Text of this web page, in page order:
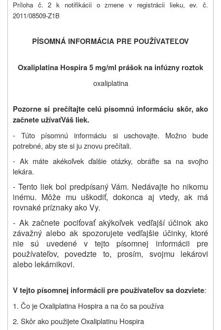
Príloha č. 2 k notifikácii o zmene v registrácii lieku, ev. č.
2011/08509-Z1B
PÍSOMNÁ INFORMÁCIA PRE POUŽÍVATEĽOV
Oxaliplatina Hospira 5 mg/ml prášok na infúzny roztok
oxaliplatina
Pozorne si prečítajte celú písomnú informáciu skôr, ako
začnete užívaťVáš liek.
- Túto písomnú informáciu si uschovajte. Možno bude
potrebné, aby ste si ju znovu prečítali.
- Ak máte akékoľvek ďalšie otázky, obráťte sa na svojho
lekára.
- Tento liek bol predpísaný Vám. Nedávajte ho nikomu
inému. Môže mu uškodiť, dokonca aj vtedy, ak má
rovnaké príznaky ako Vy.
- Ak začnete pociťovať akýkoľvek vedľajší účinok ako
závažný alebo ak spozorujete vedľajšie účinky, ktoré
nie sú uvedené v tejto písomnej informácii pre
používateľov, povedzte to, prosím, svojmu lekárovi
alebo lekárnikovi.
V tejto písomnej informácii pre používateľov sa dozviete:
1. Čo jeOxaliplatina Hospiraa na čo sa používa
2. Skôr ako použijeteOxaliplatinu Hospira